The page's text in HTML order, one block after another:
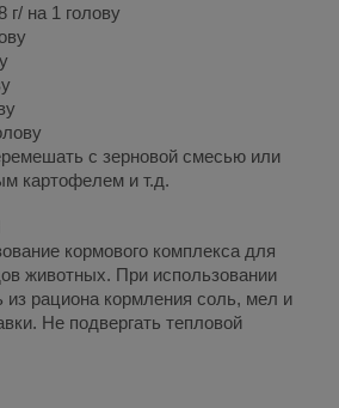
на 1 голову
с зерновой смесью или
картофелем и т.д.
кормового комплекса для
животных. При использовании
из рациона кормления соль, мел и
Не подвергать тепловой